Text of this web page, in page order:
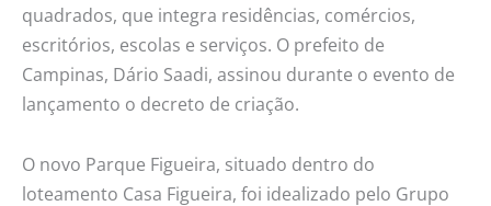
quadrados, que integra residências, comércios,
escritórios, escolas e serviços. O prefeito de
Campinas, Dário Saadi, assinou durante o evento de
lançamento o decreto de criação.
O novo Parque Figueira, situado dentro do
loteamento Casa Figueira, foi idealizado pelo Grupo